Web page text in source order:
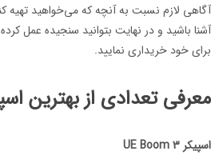
آگاهی لازم نسبت به آنچه که می‌خواهید تهیه
آشنا باشید و در نهایت بتوانید سنجیده عمل
برای خود خریداری نمایید.
معرفی تعدادی از بهترین
اسپیکر UE Boom 3